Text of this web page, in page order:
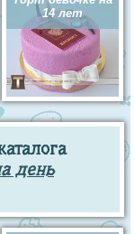
14 лет
день